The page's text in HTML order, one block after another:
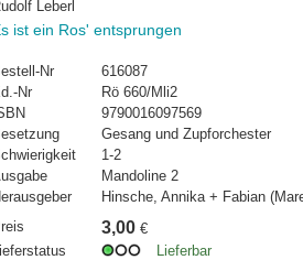
Leberl
ist ein Ros' entsprungen
Nr
616087
Nr
Rö 660/Mli2
9790016097569
Gesang und Zupforchester
1-2
Mandoline 2
Hinsche, Annika + Fabian
3,00 €
Lieferbar